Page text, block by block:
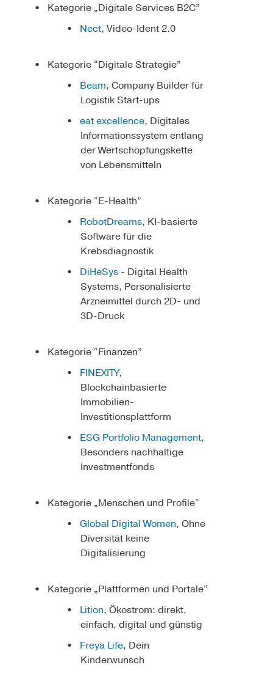
Kategorie „Digitale Services B2C”
Nect, Video-Ident 2.0
Kategorie “Digitale Strategie”
Beam, Company Builder für
Logistik Start-ups
eat excellence, Digitales
Informationssystem entlang
der Wertschöpfungskette
von Lebensmitteln
Kategorie “E-Health”
RobotDreams, KI-basierte
Software für die
Krebsdiagnostik
DiHeSys - Digital Health
Systems, Personalisierte
Arzneimittel durch 2D- und
3D-Druck
Kategorie “Finanzen”
FINEXITY,
Blockchainbasierte
Immobilien-
Investitionsplattform
ESG Portfolio Management,
Besonders nachhaltige
Investmentfonds
Kategorie „Menschen und Profile“
Global Digital Women, Ohne
Diversität keine
Digitalisierung
Kategorie „Plattformen und Portale“
Lition, Ökostrom: direkt,
einfach, digital und günstig
Freya Life, Dein
Kinderwunsch